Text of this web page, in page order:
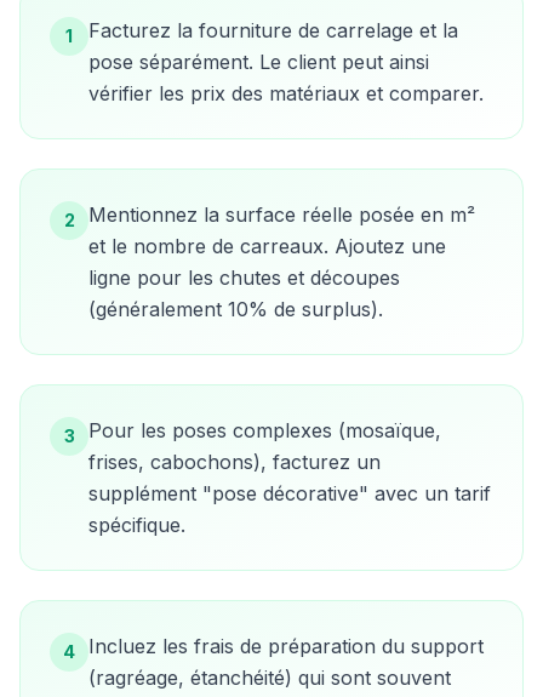
1
Facturez la fourniture de carrelage et la
pose séparément. Le client peut ainsi
vérifier les prix des matériaux et comparer.
2
Mentionnez la surface réelle posée en m²
et le nombre de carreaux. Ajoutez une
ligne pour les chutes et découpes
(généralement 10% de surplus).
3
Pour les poses complexes (mosaïque,
frises, cabochons), facturez un
supplément "pose décorative" avec un tarif
spécifique.
4
Incluez les frais de préparation du support
(ragréage, étanchéité) qui sont souvent